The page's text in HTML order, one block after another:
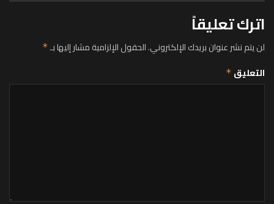
اترك تعليقاً
لن يتم نشر عنوان بريدك الإلكتروني.الحقول الإلزامية مشار إليها بـ*
التعليق *